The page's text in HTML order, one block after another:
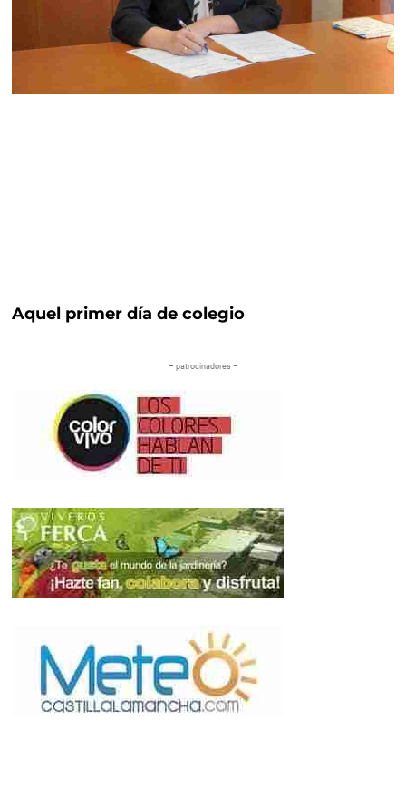
Aquel primer día de colegio
– patrocinadores –